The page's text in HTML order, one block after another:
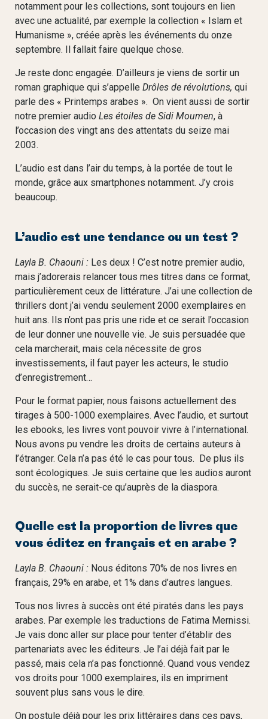
notamment pour les collections, sont toujours en lien
avec une actualité, par exemple la collection « Islam et
Humanisme », créée après les événements du onze
septembre. Il fallait faire quelque chose.
Je reste donc engagée. D’ailleurs je viens de sortir un
roman graphique qui s’appelle Drôles de révolutions, qui
parle des « Printemps arabes ». On vient aussi de sortir
notre premier audio Les étoiles de Sidi Moumen, à
l’occasion des vingt ans des attentats du seize mai
2003.
L’audio est dans l’air du temps, à la portée de tout le
monde, grâce aux smartphones notamment. J’y crois
beaucoup.
L’audio est une tendance ou un test ?
Layla B. Chaouni : Les deux ! C’est notre premier audio,
mais j’adorerais relancer tous mes titres dans ce format,
particulièrement ceux de littérature. J’ai une collection de
thrillers dont j’ai vendu seulement 2000 exemplaires en
huit ans. Ils n’ont pas pris une ride et ce serait l’occasion
de leur donner une nouvelle vie. Je suis persuadée que
cela marcherait, mais cela nécessite de gros
investissements, il faut payer les acteurs, le studio
d’enregistrement…
Pour le format papier, nous faisons actuellement des
tirages à 500-1000 exemplaires. Avec l’audio, et surtout
les ebooks, les livres vont pouvoir vivre à l’international.
Nous avons pu vendre les droits de certains auteurs à
l’étranger. Cela n’a pas été le cas pour tous. De plus ils
sont écologiques. Je suis certaine que les audios auront
du succès, ne serait-ce qu’auprès de la diaspora.
Quelle est la proportion de livres que
vous éditez en français et en arabe ?
Layla B. Chaouni : Nous éditons 70% de nos livres en
français, 29% en arabe, et 1% dans d’autres langues.
Tous nos livres à succès ont été piratés dans les pays
arabes. Par exemple les traductions de Fatima Mernissi.
Je vais donc aller sur place pour tenter d’établir des
partenariats avec les éditeurs. Je l’ai déjà fait par le
passé, mais cela n’a pas fonctionné. Quand vous vendez
vos droits pour 1000 exemplaires, ils en impriment
souvent plus sans vous le dire.
On postule déjà pour les prix littéraires dans ces pays,